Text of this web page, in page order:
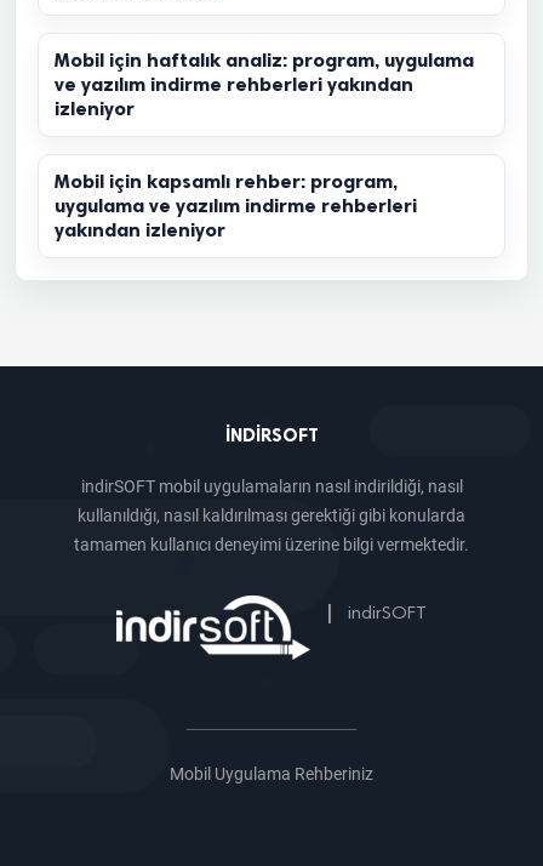
Mobil için haftalık analiz: program, uygulama
ve yazılım indirme rehberleri yakından
izleniyor
Mobil için kapsamlı rehber: program,
uygulama ve yazılım indirme rehberleri
yakından izleniyor
INDIRSOFT
indirSOFT mobil uygulamaların nasıl indirildiği, nasıl
kullanıldığı, nasıl kaldırılması gerektiği gibi konularda
tamamen kullanıcı deneyimi üzerine bilgi vermektedir.
indirSOFT
Mobil Uygulama Rehberiniz